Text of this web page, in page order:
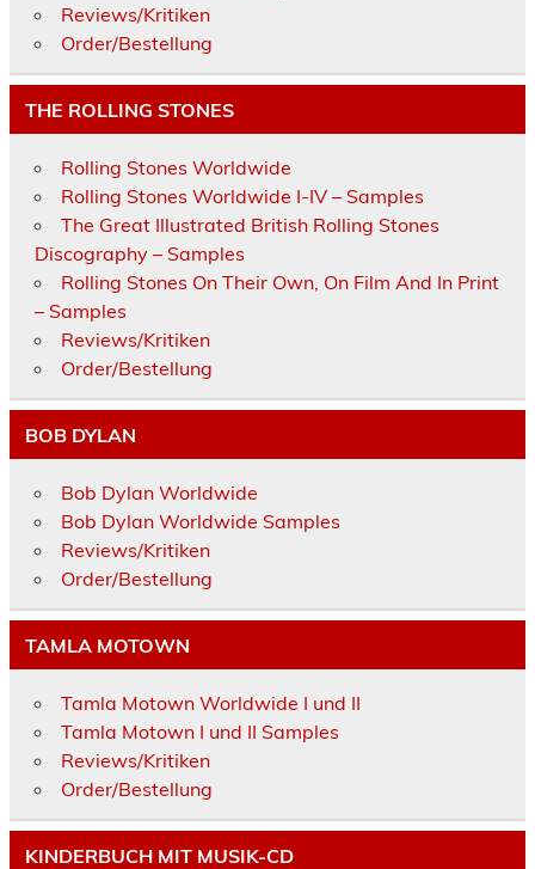
Reviews/Kritiken
Order/Bestellung
THE ROLLING STONES
Rolling Stones Worldwide
Rolling Stones Worldwide I-IV – Samples
The Great Illustrated British Rolling Stones
Discography – Samples
Rolling Stones On Their Own, On Film And In Print
– Samples
Reviews/Kritiken
Order/Bestellung
BOB DYLAN
Bob Dylan Worldwide
Bob Dylan Worldwide Samples
Reviews/Kritiken
Order/Bestellung
TAMLA MOTOWN
Tamla Motown Worldwide I und II
Tamla Motown I und II Samples
Reviews/Kritiken
Order/Bestellung
KINDERBUCH MIT MUSIK-CD